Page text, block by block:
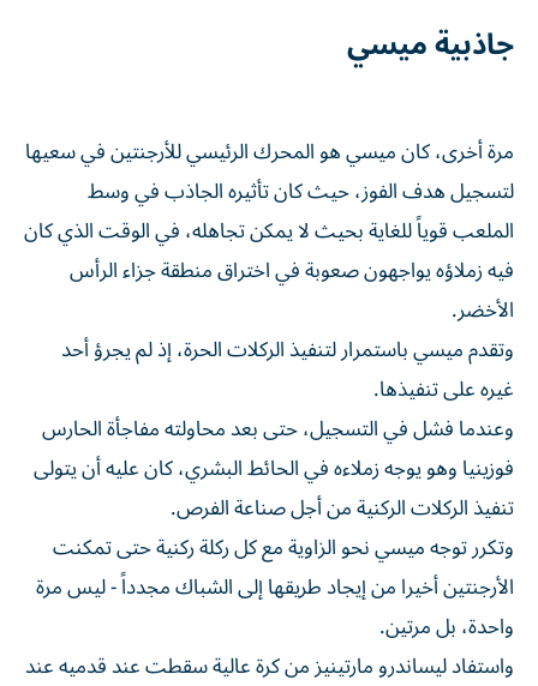
جاذبية ميسي
مرة أخرى، كان ميسي هو المحرك الرئيسي ​للأرجنتين في سعيها
لتسجيل ‌هدف الفوز، حيث كان تأثيره الجاذب في وسط
الملعب قوياً للغاية بحيث لا يمكن تجاهله، في الوقت ‌الذي كان
فيه زملاؤه يواجهون صعوبة في اختراق منطقة جزاء الرأس
الأخضر.
وتقدم ميسي باستمرار لتنفيذ الركلات الحرة، إذ لم يجرؤ أحد
غيره على تنفيذها.
وعندما فشل في التسجيل، حتى بعد محاولته مفاجأة الحارس
فوزينيا وهو يوجه زملاءه في الحائط البشري، كان عليه ‌أن يتولى
تنفيذ الركلات الركنية ‌من أجل صناعة الفرص.
وتكرر توجه ميسي نحو الزاوية ⁠مع كل ركلة ركنية حتى تمكنت
الأرجنتين أخيرا من إيجاد طريقها إلى الشباك مجدداً - ليس ‌مرة
واحدة، بل مرتين.
واستفاد ليساندرو مارتينيز من كرة عالية سقطت عند قدميه عند